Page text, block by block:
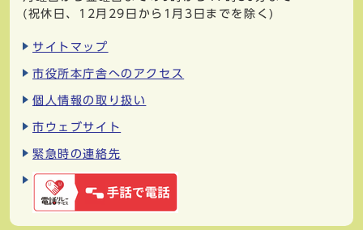
(祝休日、12月29日から1月3日までを除く)
サイトマップ
市役所本庁舎へのアクセス
個人情報の取り扱い
市ウェブサイト
緊急時の連絡先